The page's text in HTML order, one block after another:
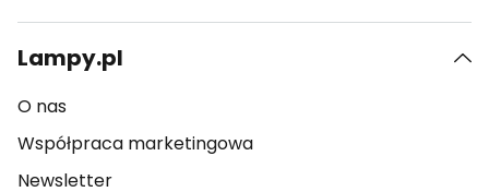
Lampy.pl
O nas
Współpraca marketingowa
Newsletter